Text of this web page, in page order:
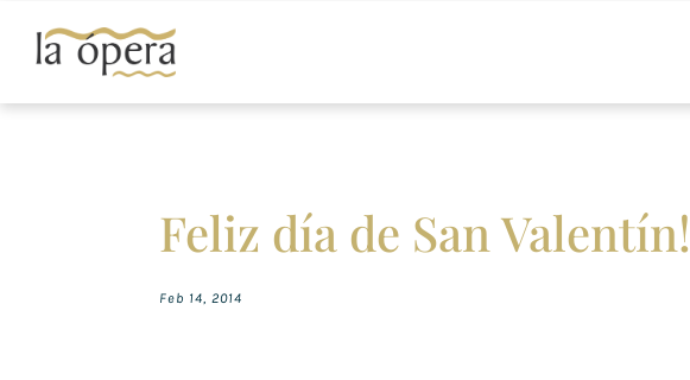
Feliz día de San Valentín!
Feb 14, 2014